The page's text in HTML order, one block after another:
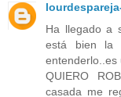
Ha llegado a
está bien la
entenderlo..es
QUIERO
casada me